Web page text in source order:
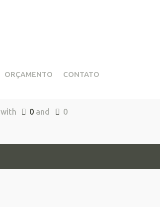
ORÇAMENTO CONTATO
with 0 and 0